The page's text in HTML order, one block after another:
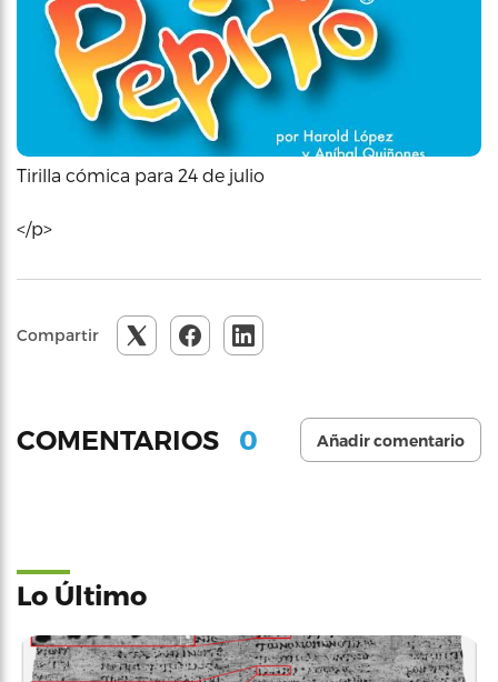
Tirilla cómica para 24 de julio
</p>
Compartir
COMENTARIOS 0 Añadir comentario
Lo Último